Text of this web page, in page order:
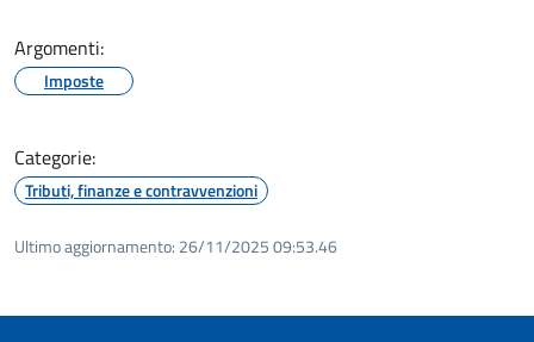
Argomenti:
Imposte
Categorie:
Tributi, finanze e contravvenzioni
Ultimo aggiornamento: 26/11/2025 09:53.46